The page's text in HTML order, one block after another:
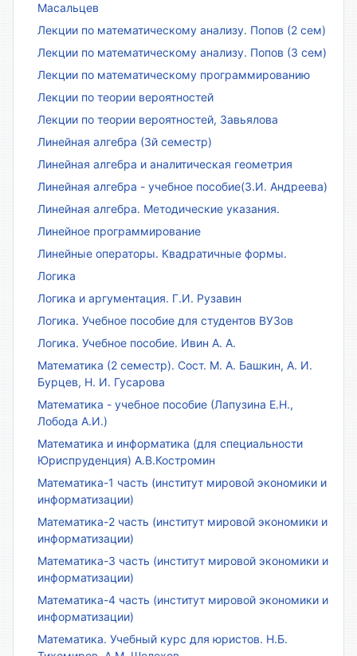
Масальцев
Лекции по математическому анализу. Попов (2 сем)
Лекции по математическому анализу. Попов (3 сем)
Лекции по математическому программированию
Лекции по теории вероятностей
Лекции по теории вероятностей, Завьялова
Линейная алгебра (3й семестр)
Линейная алгебра и аналитическая геометрия
Линейная алгебра - учебное пособие(З.И. Андреева)
Линейная алгебра. Методические указания.
Линейное программирование
Линейные операторы. Квадратичные формы.
Логика
Логика и аргументация. Г.И. Рузавин
Логика. Учебное пособие для студентов ВУЗов
Логика. Учебное пособие. Ивин А. А.
Математика (2 семестр). Сост. М. А. Башкин, А. И.
Бурцев, Н. И. Гусарова
Математика - учебное пособие (Лапузина Е.Н.,
Лобода А.И.)
Математика и информатика (для специальности
Юриспруденция) А.В.Костромин
Математика-1 часть (институт мировой экономики и
информатизации)
Математика-2 часть (институт мировой экономики и
информатизации)
Математика-3 часть (институт мировой экономики и
информатизации)
Математика-4 часть (институт мировой экономики и
информатизации)
Математика. Учебный курс для юристов. Н.Б.